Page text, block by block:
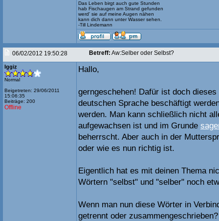
Das Leben birgt auch gute Stunden
hab Fischaugen am Strand gefunden
werd' sie auf meine Augen nähen
kann dich dann unter Wasser sehen.
-Till Lindemann
06/02/2012 19:50:28 Betreff: Aw:Selber oder Selbst?
Iggiz
Normal
Beigetreten: 29/06/2011
15:06:35
Beiträge: 200
Offline
Hallo,
gerngeschehen! Dafür ist doch
deutschen Sprache beschäftigt
werden. Man kann schließlich nicht
aufgewachsen ist und im Grunde
beherrscht. Aber auch in der
oder wie es nun richtig ist.
Eigentlich hat es mit deinen Thema
Wörtern "selbst" und "selber" noch
Wenn man nun diese Wörter in
getrennt oder zusammengeschrieben?